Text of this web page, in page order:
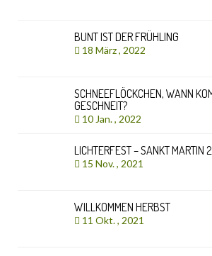
BUNT IST DER FRÜHLING
18 März , 2022
SCHNEEFLÖCKCHEN, WANN
GESCHNEIT?
10 Jan. , 2022
LICHTERFEST – SANKT MARTIN
15 Nov. , 2021
WILLKOMMEN HERBST
11 Okt. , 2021